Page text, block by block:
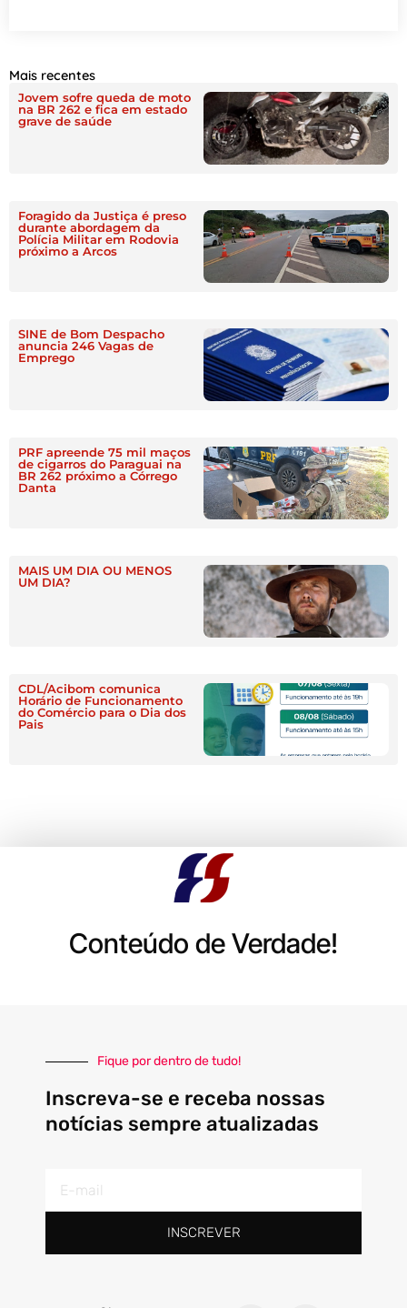
Mais recentes
Jovem sofre queda de moto
na BR 262 e fica em estado
grave de saúde
Foragido da Justiça é preso
durante abordagem da
Polícia Militar em Rodovia
próximo a Arcos
SINE de Bom Despacho
anuncia 246 Vagas de
Emprego
PRF apreende 75 mil maços
de cigarros do Paraguai na
BR 262 próximo a Córrego
Danta
MAIS UM DIA OU MENOS
UM DIA?
CDL/Acibom comunica
Horário de Funcionamento
do Comércio para o Dia dos
Pais
Conteúdo de Verdade!
Fique por dentro de tudo!
Inscreva-se e receba nossas
notícias sempre atualizadas
mail
INSCREVER